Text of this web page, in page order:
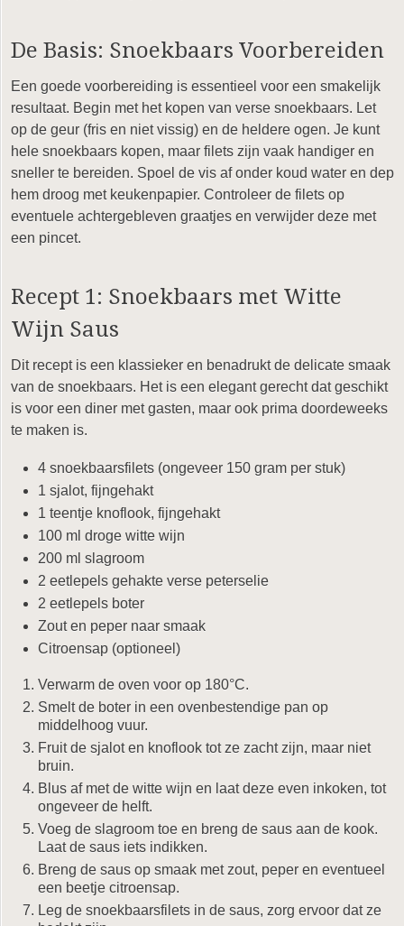
De Basis: Snoekbaars Voorbereiden
Een goede voorbereiding is essentieel voor een smakelijk
resultaat. Begin met het kopen van verse snoekbaars. Let
op de geur (fris en niet vissig) en de heldere ogen. Je kunt
hele snoekbaars kopen, maar filets zijn vaak handiger en
sneller te bereiden. Spoel de vis af onder koud water en dep
hem droog met keukenpapier. Controleer de filets op
eventuele achtergebleven graatjes en verwijder deze met
een pincet.
Recept 1: Snoekbaars met Witte
Wijn Saus
Dit recept is een klassieker en benadrukt de delicate smaak
van de snoekbaars. Het is een elegant gerecht dat geschikt
is voor een diner met gasten, maar ook prima doordeweeks
te maken is.
4 snoekbaarsfilets (ongeveer 150 gram per stuk)
1 sjalot, fijngehakt
1 teentje knoflook, fijngehakt
100 ml droge witte wijn
200 ml slagroom
2 eetlepels gehakte verse peterselie
2 eetlepels boter
Zout en peper naar smaak
Citroensap (optioneel)
Verwarm de oven voor op 180°C.
Smelt de boter in een ovenbestendige pan op
middelhoog vuur.
Fruit de sjalot en knoflook tot ze zacht zijn, maar niet
bruin.
Blus af met de witte wijn en laat deze even inkoken, tot
ongeveer de helft.
Voeg de slagroom toe en breng de saus aan de kook.
Laat de saus iets indikken.
Breng de saus op smaak met zout, peper en eventueel
een beetje citroensap.
Leg de snoekbaarsfilets in de saus, zorg ervoor dat ze